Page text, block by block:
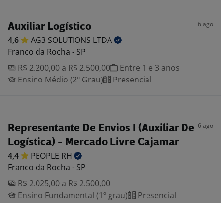
Auxiliar Logístico 6 ago
4,6 AG3 SOLUTIONS LTDA
Franco da Rocha - SP
R$ 2.200,00 a R$ 2.500,00
Entre 1 e 3 anos
Ensino Médio (2º Grau)
Presencial
Representante De Envios I (Auxiliar De
Logística) - Mercado Livre Cajamar
6 ago
4,4 PEOPLE RH
Franco da Rocha - SP
R$ 2.025,00 a R$ 2.500,00
Ensino Fundamental (1º grau)
Presencial